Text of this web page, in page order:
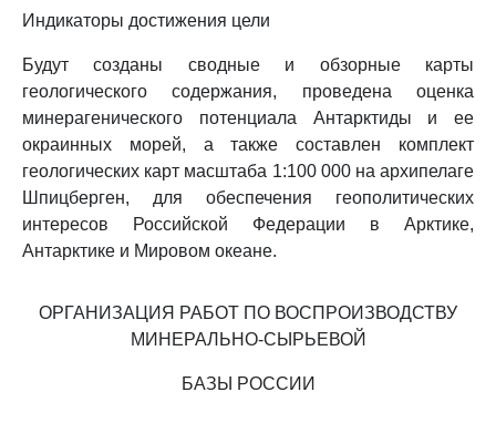
Индикаторы достижения цели
Будут созданы сводные и обзорные карты
геологического содержания, проведена оценка
минерагенического потенциала Антарктиды и ее
окраинных морей, а также составлен комплект
геологических карт масштаба 1:100 000 на архипелаге
Шпицберген, для обеспечения геополитических
интересов Российской Федерации в Арктике,
Антарктике и Мировом океане.
ОРГАНИЗАЦИЯ РАБОТ ПО ВОСПРОИЗВОДСТВУ
МИНЕРАЛЬНО-СЫРЬЕВОЙ
БАЗЫ РОССИИ